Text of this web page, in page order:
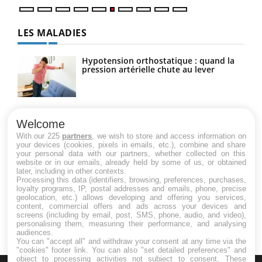
LES MALADIES
Hypotension orthostatique : quand la
pression artérielle chute au lever
Maladie de Charcot (Sclérose latérale
amyotrophique)
Welcome
With our 225 partners , we wish to store and access information on
your devices (cookies, pixels in emails, etc.), combine and share
your personal data with our partners, whether collected on this
website or in our emails, already held by some of us, or obtained
later, including in other contexts.
Processing this data (identifiers, browsing, preferences, purchases,
loyalty programs, IP, postal addresses and emails, phone, precise
geolocation, etc.) allows developing and offering you services,
content, commercial offers and ads across your devices and
screens (including by email, post, SMS, phone, audio, and video),
personalising them, measuring their performance, and analysing
audiences.
You can "accept all" and withdraw your consent at any time via the
"cookies" footer link . You can also "set detailed preferences" and
object to processing activities not subject to consent. These